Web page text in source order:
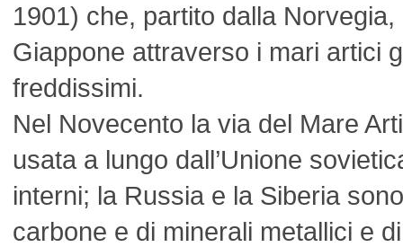
1901) che, partito dalla
Giappone attraverso i mari artici
freddissimi.
Nel Novecento la via del Mare
usata a lungo dall’Unione
interni; la Russia e la Siberia
carbone e di minerali metallici e